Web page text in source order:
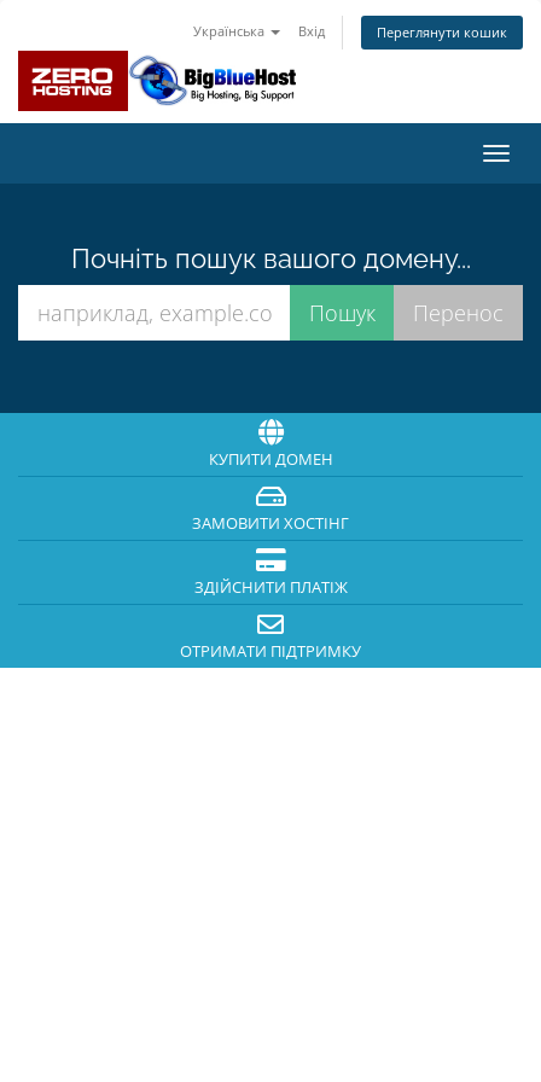
Українська Вхід Переглянути кошик
Почніть пошук вашого домену...
КУПИТИ ДОМЕН
ЗАМОВИТИ ХОСТІНГ
ЗДІЙСНИТИ ПЛАТІЖ
ОТРИМАТИ ПІДТРИМКУ